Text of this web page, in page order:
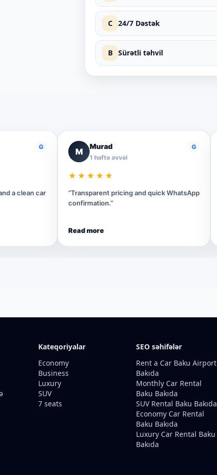
C 24/7 Dəstək
B Sürətli təhvil
G
a clean car
M
Murad
1 həftə əvvəl
G
★★★★★
“Transparent pricing and quick WhatsApp
confirmation.”
Read more
Kateqoriyalar
Economy
Business
Luxury
SUV
7 seats
SEO səhifələr
Rent a Car Baku Airport
Bakıda
Monthly Car Rental
Baku Bakıda
SUV Rental Baku Bakıda
Economy Car Rental
Baku Bakıda
Luxury Car Rental Baku
Bakıda